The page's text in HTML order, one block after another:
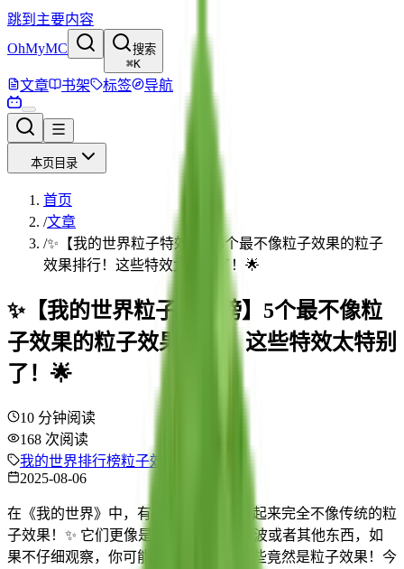
跳到主要内容
OhMyMC
搜索
⌘K
文章 书架 标签 导航
本页目录
首页
/文章
/✨【我的世界粒子特效榜】5个最不像粒子效果的粒子
效果排行！这些特效太特别了！🌟
✨【我的世界粒子特效榜】5个最不像粒
子效果的粒子效果排行！这些特效太特别
了！🌟
10 分钟阅读
168 次阅读
我的世界排行榜粒子效果
2025-08-06
在《我的世界》中，有一些
看起来完全不像传统的粒
子效果！✨ 它们更像是某种实体、能量波或者其他东西，如
果不仔细观察，你可能根本不会想到这些竟然是粒子效果！今